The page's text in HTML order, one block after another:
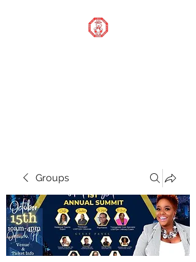
Groups